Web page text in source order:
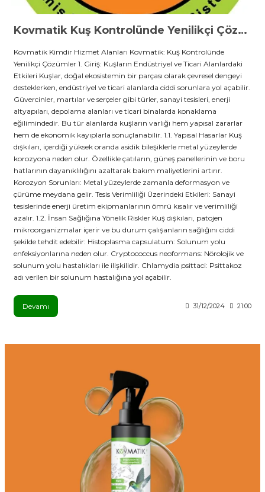
Kovmatik Kuş Kontrolünde Yenilikçi Çözümler
Kovmatik Kimdir Hizmet Alanları Kovmatik: Kuş Kontrolünde
Yenilikçi Çözümler 1. Giriş: Kuşların Endüstriyel ve Ticari Alanlardaki
Etkileri Kuşlar, doğal ekosistemin bir parçası olarak çevresel dengeyi
desteklerken, endüstriyel ve ticari alanlarda ciddi sorunlara yol açabilir.
Güvercinler, martılar ve serçeler gibi türler, sanayi tesisleri, enerji
altyapıları, depolama alanları ve ticari binalarda konaklama
eğilimindedir. Bu tür alanlarda kuşların varlığı hem yapısal zararlar
hem de ekonomik kayıplarla sonuçlanabilir. 1.1. Yapısal Hasarlar Kuş
dışkıları, içerdiği yüksek oranda asidik bileşiklerle metal yüzeylerde
korozyona neden olur. Özellikle çatıların, güneş panellerinin ve boru
hatlarının dayanıklılığını azaltarak bakım maliyetlerini artırır.
Korozyon Sorunları: Metal yüzeylerde zamanla deformasyon ve
çürüme meydana gelir. Tesis Verimliliği Üzerindeki Etkileri: Sanayi
tesislerinde enerji üretim ekipmanlarının ömrü kısalır ve verimliliği
azalır. 1.2. İnsan Sağlığına Yönelik Riskler Kuş dışkıları, patojen
mikroorganizmalar içerir ve bu durum çalışanların sağlığını ciddi
şekilde tehdit edebilir: Histoplasma capsulatum: Solunum yolu
enfeksiyonlarına neden olur. Cryptococcus neoformans: Nörolojik ve
solunum yolu hastalıkları ile ilişkilidir. Chlamydia psittaci: Psittakoz
adı verilen bir solunum hastalığına yol açabilir.
Devamı 31/12/2024 21:00